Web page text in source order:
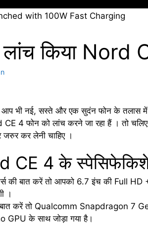
किया Nord
भी नई, सस्ते और एक सुदंन फोन के तलास में
4 फोन को लांच करने जा रहा हैं । तो
जरुर कर लेनी चाहिए ।
CE 4 के
की बात करें तो आपको 6.7 इंच की Full
।
करें तो Qualcomm Snapdragon 7 Gen
GPU के साथ जोड़ा गया है।